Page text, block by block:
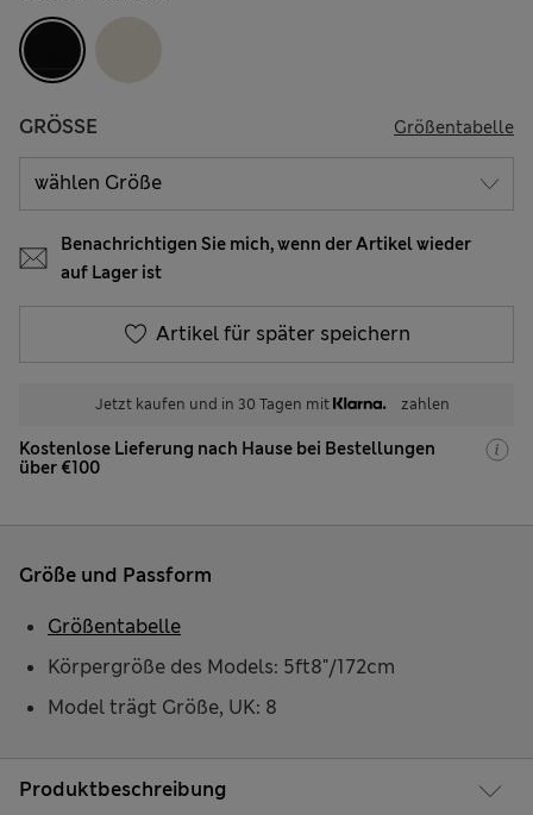
GRÖSSE Größentabelle
Benachrichtigen Sie mich, wenn der Artikel wieder
auf Lager ist
Artikel für später speichern
Jetzt kaufen und in 30 Tagen mit zahlen
Kostenlose Lieferung nach Hause bei Bestellungen
über €100
Produktbeschreibung
Größe und Passform
Körpergröße des Models: 5ft8"/172cm
Model trägt Größe, UK: 8
Größentabelle